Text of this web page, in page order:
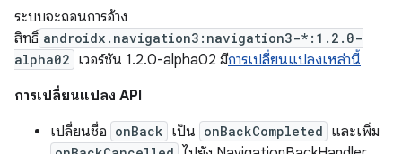
ระบบจะถอนการอ้าง
สิทธิ์ androidx.navigation3:navigation3-*:1.2.0-
alpha02 เวอร์ชัน 1.2.0-alpha02 มีการเปลี่ยนแปลงเหล่านี้
การเปลี่ยนแปลง API
เปลี่ยนชื่อ onBack เป็น onBackCompleted และเพิ่ม